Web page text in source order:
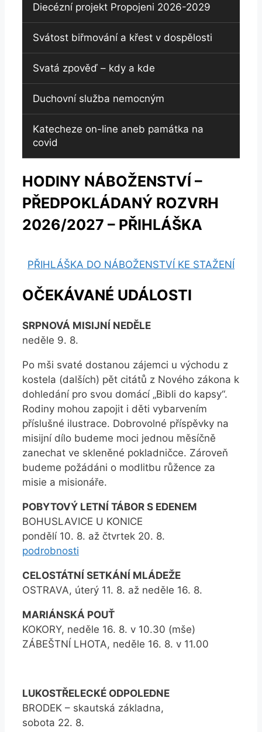
Diecézní projekt Propojeni 2026-2029
Svátost biřmování a křest v dospělosti
Svatá zpověď – kdy a kde
Duchovní služba nemocným
Katecheze on-line aneb památka na
covid
HODINY NÁBOŽENSTVÍ –
PŘEDPOKLÁDANÝ ROZVRH
2026/2027 – PŘIHLÁŠKA
PŘIHLÁŠKA DO NÁBOŽENSTVÍ KE STAŽENÍ
OČEKÁVANÉ UDÁLOSTI
SRPNOVÁ MISIJNÍ NEDĚLE
neděle 9. 8.
Po mši svaté dostanou zájemci u východu z
kostela (dalších) pět citátů z Nového zákona k
dohledání pro svou domácí „Bibli do kapsy“.
Rodiny mohou zapojit i děti vybarvením
příslušné ilustrace. Dobrovolné příspěvky na
misijní dílo budeme moci jednou měsíčně
zanechat ve skleněné pokladničce. Zároveň
budeme požádáni o modlitbu růžence za
misie a misionáře.
POBYTOVÝ LETNÍ TÁBOR S EDENEM
BOHUSLAVICE U KONICE
pondělí 10. 8. až čtvrtek 20. 8.
podrobnosti
CELOSTÁTNÍ SETKÁNÍ MLÁDEŽE
OSTRAVA, úterý 11. 8. až neděle 16. 8.
MARIÁNSKÁ POUŤ
KOKORY, neděle 16. 8. v 10.30 (mše)
ZÁBEŠTNÍ LHOTA, neděle 16. 8. v 11.00
LUKOSTŘELECKÉ ODPOLEDNE
BRODEK – skautská základna,
sobota 22. 8.